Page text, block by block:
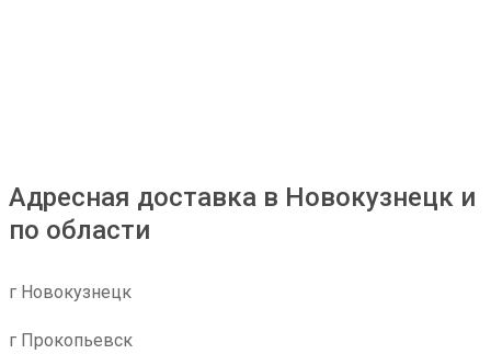
Адресная доставка в Новокузнецк и
по области
г Новокузнецк
г Прокопьевск